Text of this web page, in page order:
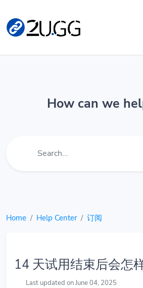
How can we
Home Help Center 订阅
14 天试用结束后会怎
Last updated on June 04, 2025